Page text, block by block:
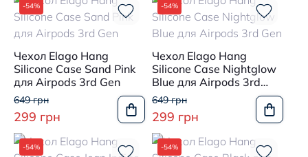
-54%
Чехол Elago Hang
Silicone Case Sand Pink
для Airpods 3rd Gen
649 грн
299 грн
-54%
Чехол Elago Hang
Silicone Case Nightglow
Blue для Airpods 3rd
Gen
649 грн
299 грн
-54% -54%